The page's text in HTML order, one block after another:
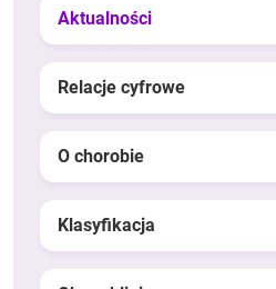
Aktualności
Relacje cyfrowe
O chorobie
Klasyfikacja